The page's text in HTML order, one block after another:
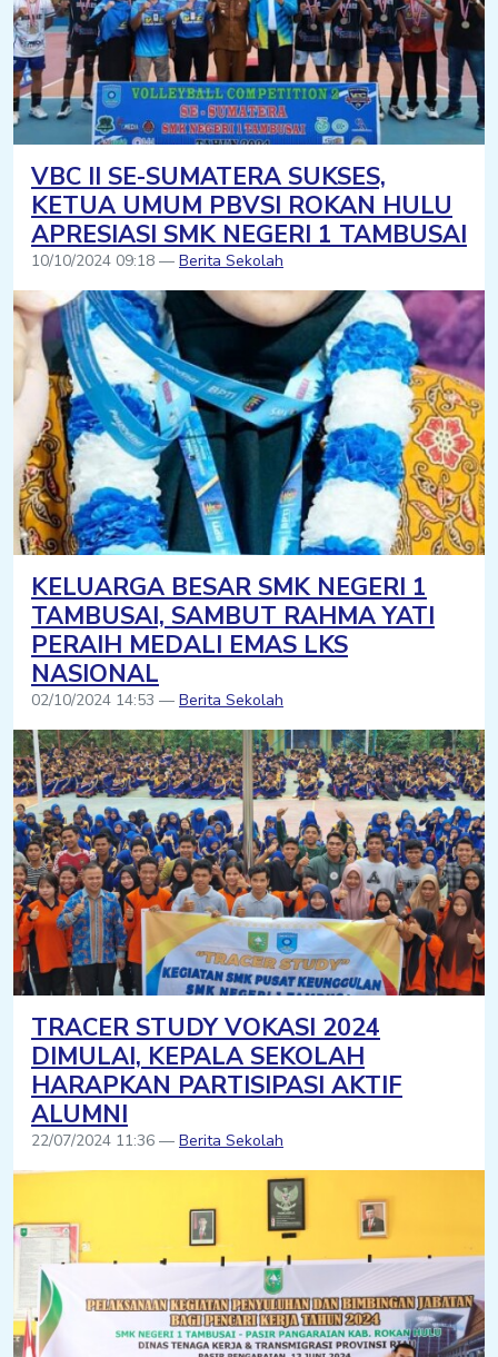
VBC II SE-SUMATERA SUKSES,
KETUA UMUM PBVSI ROKAN HULU
APRESIASI SMK NEGERI 1 TAMBUSAI
10/10/2024 09:18 — Berita Sekolah
KELUARGA BESAR SMK NEGERI 1
TAMBUSAI, SAMBUT RAHMA YATI
PERAIH MEDALI EMAS LKS
NASIONAL
02/10/2024 14:53 — Berita Sekolah
TRACER STUDY VOKASI 2024
DIMULAI, KEPALA SEKOLAH
HARAPKAN PARTISIPASI AKTIF
ALUMNI
22/07/2024 11:36 — Berita Sekolah